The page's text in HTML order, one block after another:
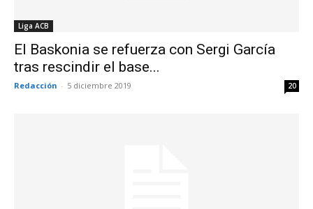
Liga ACB
El Baskonia se refuerza con Sergi García
tras rescindir el base...
Redacción - 5 diciembre 2019 20